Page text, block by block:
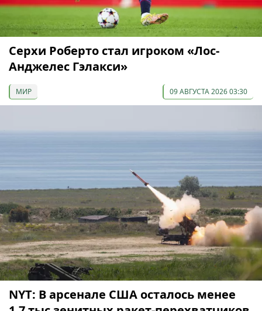
Серхи Роберто стал игроком «Лос-
Анджелес Гэлакси»
МИР 09 АВГУСТА 2026 03:30
NYT: В арсенале США осталось менее